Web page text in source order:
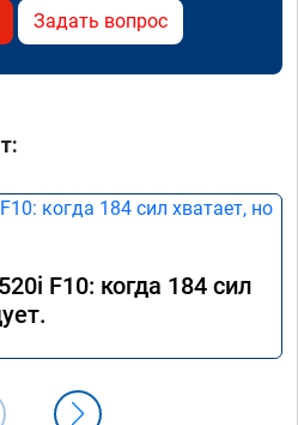
Задать вопрос
F10: когда 184 сил